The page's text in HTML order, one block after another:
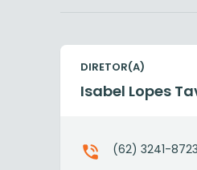
DIRETOR(A)
Isabel Lopes
(62) 3241-8723